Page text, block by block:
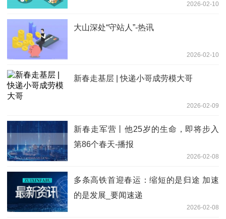
2026-02-10
大山深处“守站人”-热讯
2026-02-10
新春走基层 | 快递小哥成劳模大哥
2026-02-09
新春走军营丨他25岁的生命，即将步入
第86个春天-播报
2026-02-08
多条高铁首迎春运：缩短的是归途 加速
的是发展_要闻速递
2026-02-08